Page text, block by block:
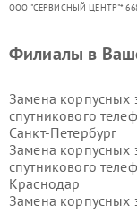
ООО "СЕРВИСНЫЙ ЦЕНТР"*
Филиалы в
Замена корпусных
спутникового
Санкт-Петербург
Замена корпусных
спутникового
Краснодар
Замена корпусных